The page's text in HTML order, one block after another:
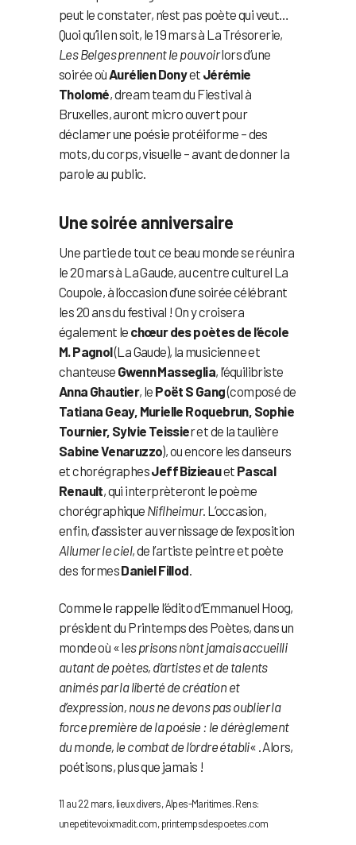
peut le constater, n’est pas poète qui veut…
Quoi qu’il en soit, le 19 mars à La Trésorerie,
Les Belges prennent le pouvoirlors d’une
soirée oùAurélien Donyet Jérémie
Tholomé, dream team du Fiestival à
Bruxelles, auront micro ouvert pour
déclamer une poésie protéiforme – des
mots, du corps, visuelle – avant de donner la
parole au public.
Une soirée anniversaire
Une partie de tout ce beau monde se réunira
le 20 mars à La Gaude, au centre culturel La
Coupole, à l’occasion d’une soirée célébrant
les 20 ans du festival ! On y croisera
également le chœur des poètes de l’école
M. Pagnol(La Gaude), la musicienne et
chanteuse Gwenn Masseglia, l’équilibriste
Anna Ghautier, le Poët S Gang(composé de
Tatiana Geay, Murielle Roquebrun, Sophie
Tournier, Sylvie Teissier et de la taulière
Sabine Venaruzzo), ou encore les danseurs
et chorégraphesJeff Bizieauet Pascal
Renault, qui interprèteront le poème
chorégraphique Niflheimur. L’occasion,
enfin, d’assister au vernissage de l’exposition
Allumer le ciel, de l’artiste peintre et poète
des formesDaniel Fillod.
Comme le rappelle l’édito d’Emmanuel Hoog,
président du Printemps des Poètes, dans un
monde où « les prisons n’ont jamais accueilli
autant de poètes, d’artistes et de talents
animés par la liberté de création et
d’expression, nous ne devons pas oublier la
force première de la poésie : le dérèglement
du monde, le combat de l’ordre établi« . Alors,
poétisons, plus que jamais !
11 au 22 mars, lieux divers, Alpes-Maritimes. Rens:
unepetitevoixmadit.com, printempsdespoetes.com